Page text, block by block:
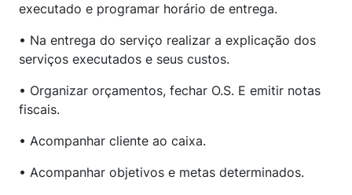
executado e programar horário de entrega.
• Na entrega do serviço realizar a explicação dos
serviços executados e seus custos.
• Organizar orçamentos, fechar O.S. E emitir notas
fiscais.
• Acompanhar cliente ao caixa.
• Acompanhar objetivos e metas determinados.